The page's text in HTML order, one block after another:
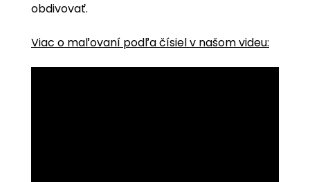
obdivovať.
Viac o maľovaní podľa čísiel v našom videu: